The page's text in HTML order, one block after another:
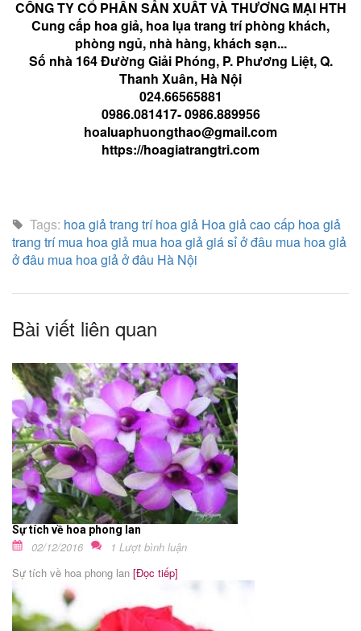
CÔNG TY CỔ PHẦN SẢN XUẤT VÀ THƯƠNG MẠI HTH
Cung cấp hoa giả, hoa lụa trang trí phòng khách,
phòng ngủ, nhà hàng, khách sạn...
Số nhà 164 Đường Giải Phóng, P. Phương Liệt, Q.
Thanh Xuân, Hà Nội
024.66565881
0986.081417- 0986.889956
hoaluaphuongthao@gmail.com
https://hoagiatrangtri.com
Tags: hoa giả trang trí hoa giả Hoa giả cao cấp hoa giả
trang trí mua hoa giả mua hoa giả giá sỉ ở đâu mua hoa giả
ở đâu mua hoa giả ở đâu Hà Nội
Bài viết liên quan
Sự tích về hoa phong lan
02/12/2016
1 Lượt bình luận
Sự tích về hoa phong lan [Đọc tiếp]